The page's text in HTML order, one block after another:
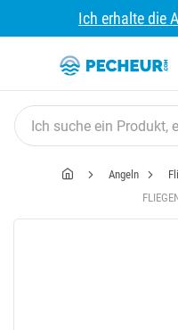
Ich erhalte die
Angeln